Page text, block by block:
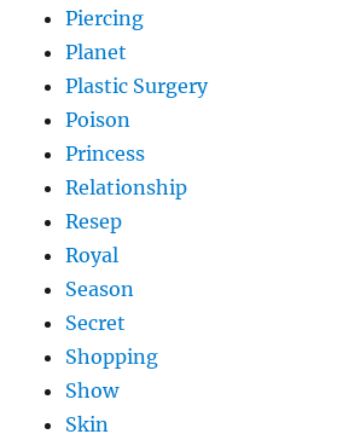
Piercing
Planet
Plastic Surgery
Poison
Princess
Relationship
Resep
Royal
Season
Secret
Shopping
Show
Skin